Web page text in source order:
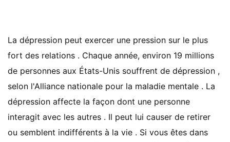
La dépression peut exercer une pression sur le plus
fort des relations . Chaque année, environ 19 millions
de personnes aux États-Unis souffrent de dépression ,
selon l'Alliance nationale pour la maladie mentale . La
dépression affecte la façon dont une personne
interagit avec les autres . Il peut lui causer de retirer
ou semblent indifférents à la vie . Si vous êtes dans